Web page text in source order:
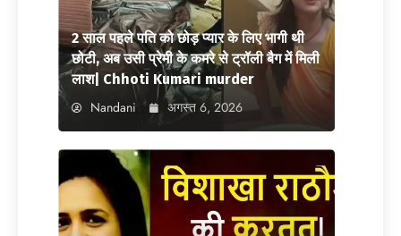
2 साल पहले पति को छोड़ प्यार के लिए भागी थी
छोटी, अब उसी प्रेमी के कमरे से ट्रॉली बैग में मिली
लाश| Chhoti Kumari murder
Nandani अगस्त 6, 2026